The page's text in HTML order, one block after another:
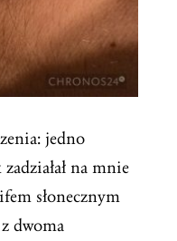
jedno
na mnie
słonecznym
dwoma